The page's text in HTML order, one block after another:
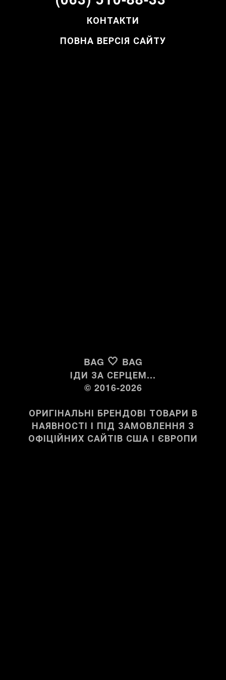
КОНТАКТИ
ПОВНА ВЕРСІЯ САЙТУ
BAG 🤍 BAG
ІДИ ЗА СЕРЦЕМ...
© 2016-2026
ОРИГІНАЛЬНІ БРЕНДОВІ ТОВАРИ В
НАЯВНОСТІ І ПІД ЗАМОВЛЕННЯ З
ОФІЦІЙНИХ САЙТІВ США І ЄВРОПИ